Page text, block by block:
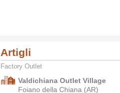
Artigli
Factory Outlet
Valdichiana Outlet Village
Foiano della Chiana (AR)